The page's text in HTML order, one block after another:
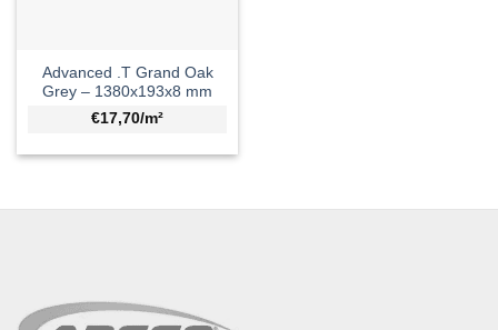
Advanced .T Grand Oak
Grey – 1380x193x8 mm
€17,70/m²